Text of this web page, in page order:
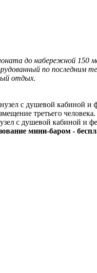
до набережной
по последним
отдых.
с душевой кабиной
третьего человека.
с душевой кабиной и
мини-баром -